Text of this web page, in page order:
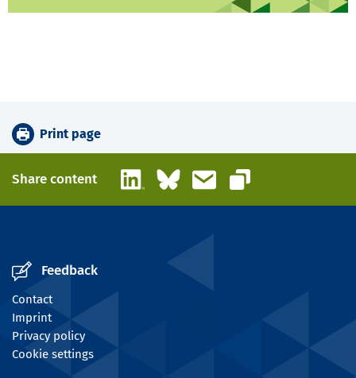
Print page
Share content LinkedInBlueskyEmail
Copy link
Feedback
Contact
Imprint
Privacy policy
Cookie settings